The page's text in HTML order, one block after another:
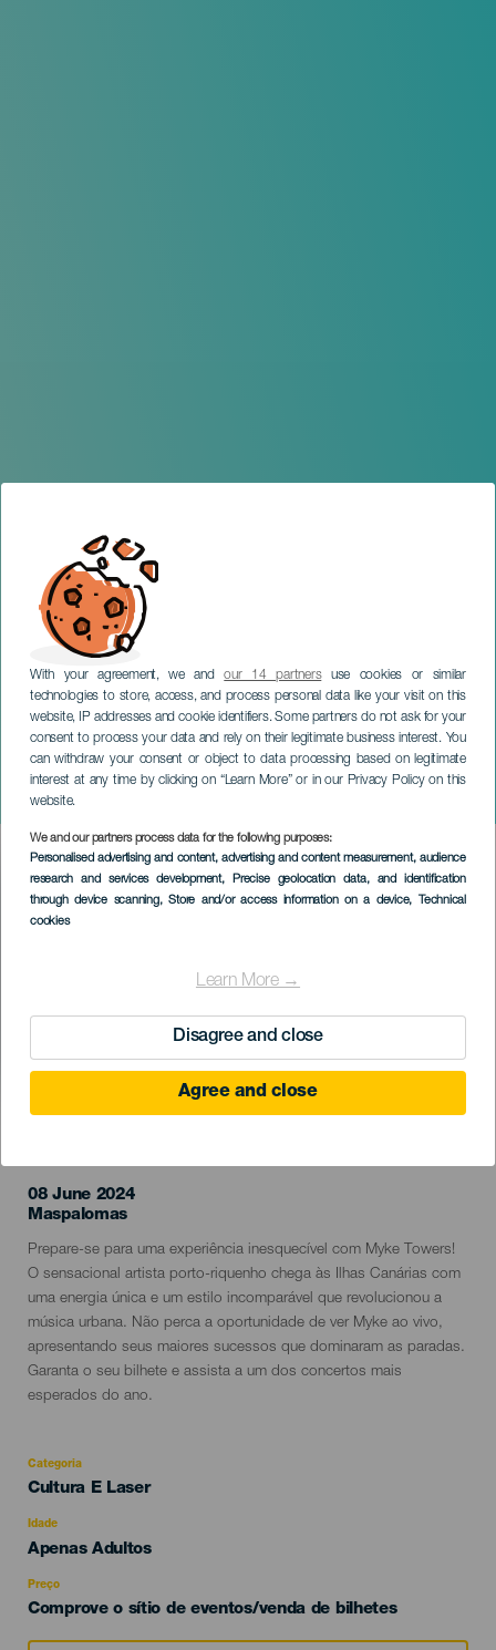
With your agreement, we andour 14 partnersuse cookies or similar
technologies to store, access, and process personal data like your visit on this
website, IP addresses and cookie identifiers. Some partners do not ask for your
consent to process your data and rely on their legitimate business interest. You
can withdraw your consent or object to data processing based on legitimate
interest at any time by clicking on “Learn More” or in our Privacy Policy on this
website.
We and our partners process data for the following purposes:
Personalised advertising and content, advertising and content measurement, audience
research and services development, Precise geolocation data, and identification
through device scanning, Store and/or access information on a device, Technical
cookies
Learn More →
Disagree and close
Agree and close
Myke Towers. Gran
Canaria
GRÃ-CANÁRIA
Imagen
Listado
08 June 2024
Localidad
Maspalomas
Descripción
del
evento
Prepare-se para uma experiência inesquecível com Myke Towers!
O sensacional artista porto-riquenho chega às Ilhas Canárias com
uma energia única e um estilo incomparável que revolucionou a
música urbana. Não perca a oportunidade de ver Myke ao vivo,
apresentando seus maiores sucessos que dominaram as paradas.
Garanta o seu bilhete e assista a um dos concertos mais
esperados do ano.
Categoria
Categoría
evento
Cultura E Laser
Idade
Edad
Apenas Adultos
Preço
Comprove o sítio de eventos/venda de bilhetes